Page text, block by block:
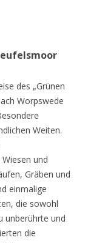
des „Grünen
Worpswede
Weiten.
und
Gräben und
einmalige
die sowohl
unberührte und
die